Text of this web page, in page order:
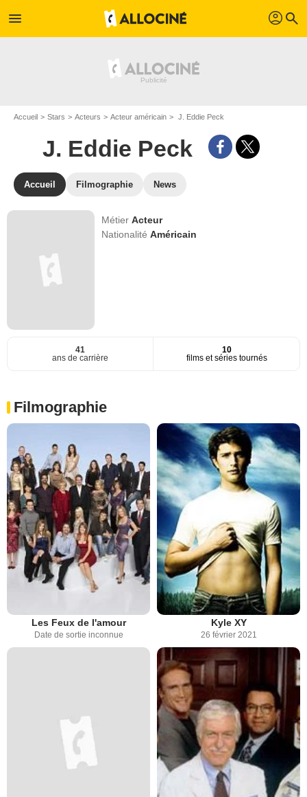
menu profil search
Accueil Stars Acteurs Acteur américain J. Eddie Peck
J. Eddie Peck
Accueil Filmographie News
MétierActeur
NationalitéAméricain
41
ans de carrière
10
films et séries tournés
Filmographie
Les Feux de l'amour
Date de sortie inconnue
Kyle XY
26 février 2021